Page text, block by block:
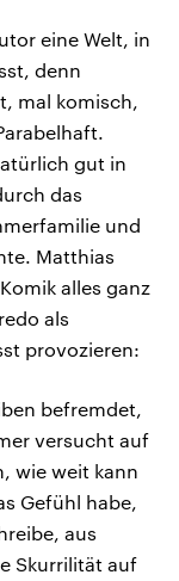
eine Welt, in
denn
mal komisch,
gut in
das
und
Matthias
alles ganz
als
provozieren:
befremdet,
versucht auf
wie weit kann
Gefühl habe,
aus
Skurrilität auf